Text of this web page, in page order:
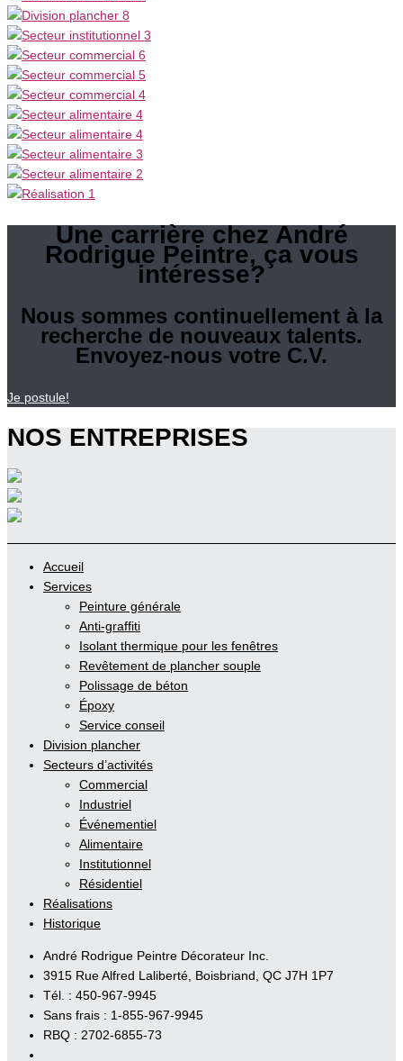
Une carrière chez André
Rodrigue Peintre, ça vous
intéresse?
Nous sommes continuellement à la
recherche de nouveaux talents.
Envoyez-nous votre C.V.
Je postule!
NOS ENTREPRISES
Accueil
Services
Peinture générale
Anti-graffiti
Isolant thermique pour les fenêtres
Revêtement de plancher souple
Polissage de béton
Époxy
Service conseil
Division plancher
Secteurs d’activités
Commercial
Industriel
Événementiel
Alimentaire
Institutionnel
Résidentiel
Réalisations
Historique
André Rodrigue Peintre Décorateur Inc.
3915 Rue Alfred Laliberté, Boisbriand, QC J7H 1P7
Tél. : 450-967-9945
Sans frais : 1-855-967-9945
RBQ : 2702-6855-73